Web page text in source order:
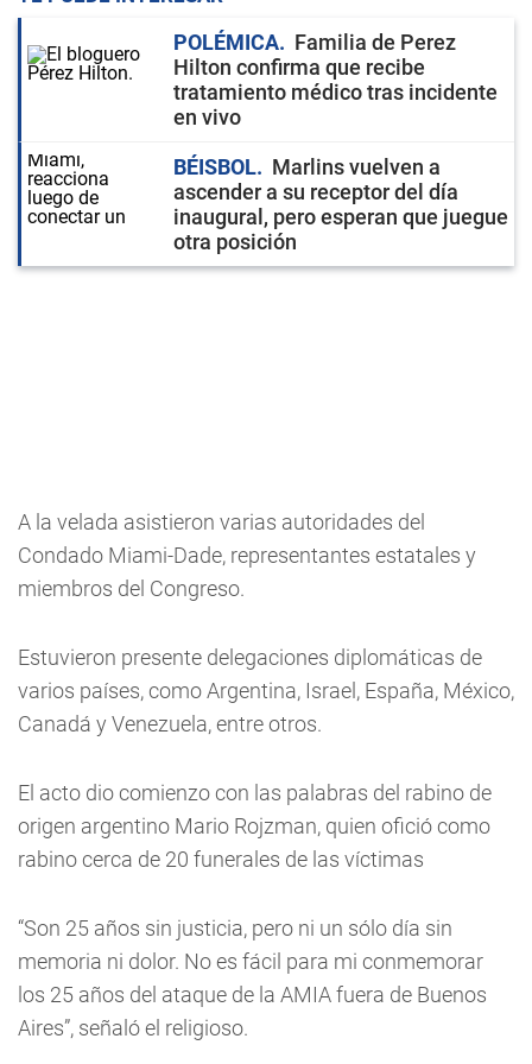
POLÉMICA
Familia de Perez
Hilton confirma que recibe
tratamiento médico tras incidente
en vivo
BÉISBOL
Marlins vuelven a
ascender a su receptor del día
inaugural, pero esperan que juegue
otra posición
A la velada asistieron varias autoridades del
Condado Miami-Dade, representantes estatales y
miembros del Congreso.
Estuvieron presente delegaciones diplomáticas de
varios países, como Argentina, Israel, España, México,
Canadá y Venezuela, entre otros.
El acto dio comienzo con las palabras del rabino de
origen argentino Mario Rojzman, quien ofició como
rabino cerca de 20 funerales de las víctimas
“Son 25 años sin justicia, pero ni un sólo día sin
memoria ni dolor. No es fácil para mi conmemorar
los 25 años del ataque de la AMIA fuera de Buenos
Aires”, señaló el religioso.